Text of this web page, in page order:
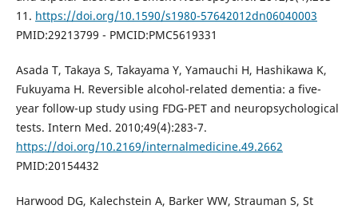
11. https://doi.org/10.1590/s1980-57642012dn06040003
PMID:29213799 - PMCID:PMC5619331
Asada T, Takaya S, Takayama Y, Yamauchi H, Hashikawa K,
Fukuyama H. Reversible alcohol-related dementia: a five-
year follow-up study using FDG-PET and neuropsychological
tests. Intern Med. 2010;49(4):283-7.
https://doi.org/10.2169/internalmedicine.49.2662
PMID:20154432
Harwood DG, Kalechstein A, Barker WW, Strauman S, St